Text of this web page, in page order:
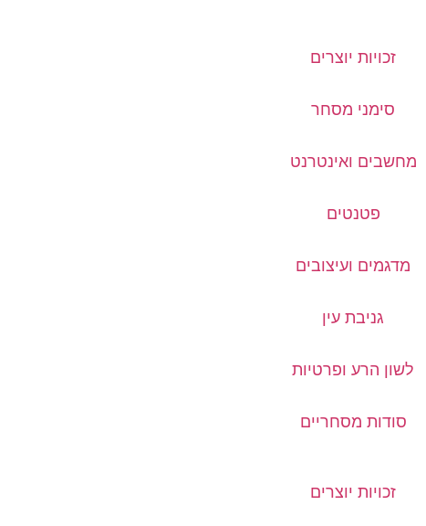
זכויות יוצרים
סימני מסחר
מחשבים ואינטרנט
פטנטים
מדגמים ועיצובים
גניבת עין
לשון הרע ופרטיות
סודות מסחריים
זכויות יוצרים